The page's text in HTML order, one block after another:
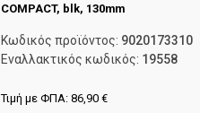
COMPACT, blk, 130mm
Κωδικός προϊόντος: 9020173310
Εναλλακτικός κωδικός: 19558
Τιμή με ΦΠΑ: 86,90 €